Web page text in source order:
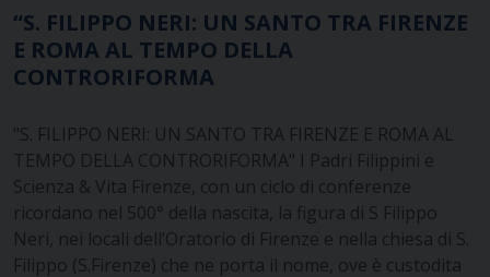
“S. FILIPPO NERI: UN SANTO TRA FIRENZE
E ROMA AL TEMPO DELLA
CONTRORIFORMA
"S. FILIPPO NERI: UN SANTO TRA FIRENZE E ROMA AL
TEMPO DELLA CONTRORIFORMA" I Padri Filippini e
Scienza & Vita Firenze, con un ciclo di conferenze
ricordano nel 500° della nascita, la figura di S Filippo
Neri, nei locali dell’Oratorio di Firenze e nella chiesa di S.
Filippo (S.Firenze) che ne porta il nome, ove è custodita